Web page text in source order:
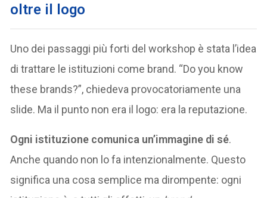
oltre il logo
Uno dei passaggi più forti del workshop è stata l’idea
di trattare le istituzioni come brand. “Do you know
these brands?”, chiedeva provocatoriamente una
slide. Ma il punto non era il logo: era la reputazione.
Ogni istituzione comunica un’immagine di sé.
Anche quando non lo fa intenzionalmente. Questo
significa una cosa semplice ma dirompente: ogni